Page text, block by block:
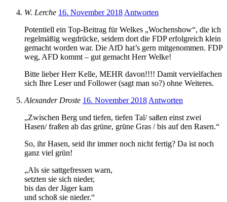
W. Lerche 16. November 2018 Antworten
Potentiell ein Top-Beitrag für Welkes „Wochenshow“, die ich
regelmäßig wegdrücke, seidem dort die FDP erfolgreich klein
gemacht worden war. Die AfD hat’s gern mitgenommen. FDP
weg, AFD kommt – gut gemacht Herr Welke!
Bitte lieber Herr Kelle, MEHR davon!!!! Damit vervielfachen
sich Ihre Leser und Follower (sagt man so?) ohne Weiteres.
Alexander Droste 16. November 2018 Antworten
„Zwischen Berg und tiefen, tiefen Tal/ saßen einst zwei
Hasen/ fraßen ab das grüne, grüne Gras / bis auf den Rasen.“
So, ihr Hasen, seid ihr immer noch nicht fertig? Da ist noch
ganz viel grün!
„Als sie sattgefressen warn,
setzten sie sich nieder,
bis das der Jäger kam
und schoß sie nieder.“